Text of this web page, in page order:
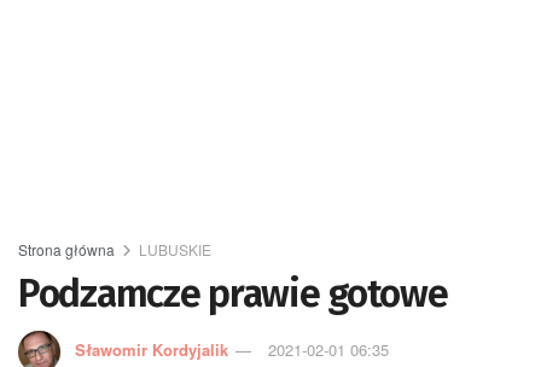
Strona główna LUBUSKIE
Podzamcze prawie gotowe
Sławomir Kordyjalik 2021-02-01 06:35